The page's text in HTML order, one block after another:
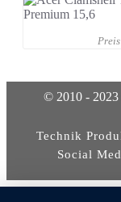
© 2010 - 2023
Technik
Social